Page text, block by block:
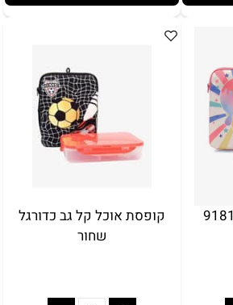
אריזת מתנה
קופסת אוכל קל גב כדורגל
שחור